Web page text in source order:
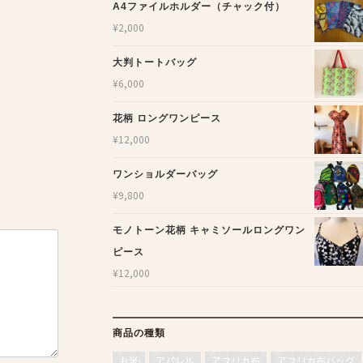
A4ファイルホルダー（チャック付）
¥2,000
大判トートバッグ
¥6,000
花柄 ロングワンピース
¥12,000
ワンショルダーバッグ
¥9,800
モノトーン花柄 キャミソールロングワン
ピース
¥12,000
商品の種類
お米 アパレル アフリカ布 アフリカ布バッグ